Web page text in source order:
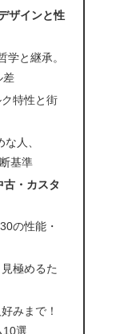
ザインと性
学と継承。
差
特性と街
人、
基準
・カスタ
の性能・
極めるた
みまで！
10選